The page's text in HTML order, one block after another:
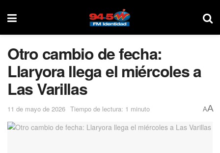
Otro cambio de fecha:
Llaryora llega el miércoles a
Las Varillas
11 de mayo de 2026 Tiempo de lectura: 1 minuto AA